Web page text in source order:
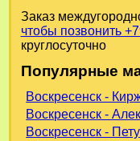
Заказ
чтобы позвонить
круглосуточно
Популярные
Воскресенск -
Воскресенск -
Воскресенск -